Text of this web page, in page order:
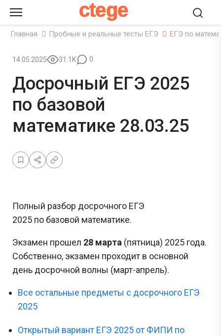
ctege
Главная Пробные и реальные тесты ЕГЭ ЕГЭ по
14.05.2025 31.1K 0
Досрочный ЕГЭ 2025
по базовой
математике 28.03.25
Полный разбор досрочного ЕГЭ
2025 по базовой математике.
Экзамен прошел 28 марта (пятница) 2025 года.
Собственно, экзамен проходит в основной
день досрочной волны (март-апрель).
Все остальные предметы с досрочного ЕГЭ
2025
Открытый вариант ЕГЭ 2025 от ФИПИ по